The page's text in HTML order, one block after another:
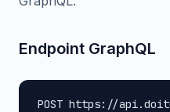
Endpoint GraphQL
POST https://